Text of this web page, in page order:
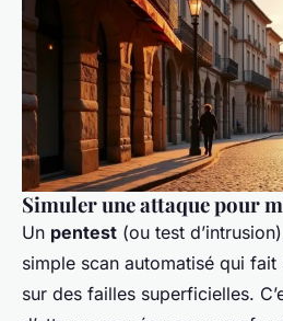
Simuler une attaque pour
Un pentest (ou test
simple scan automatisé qui fait
sur des failles superficielles.